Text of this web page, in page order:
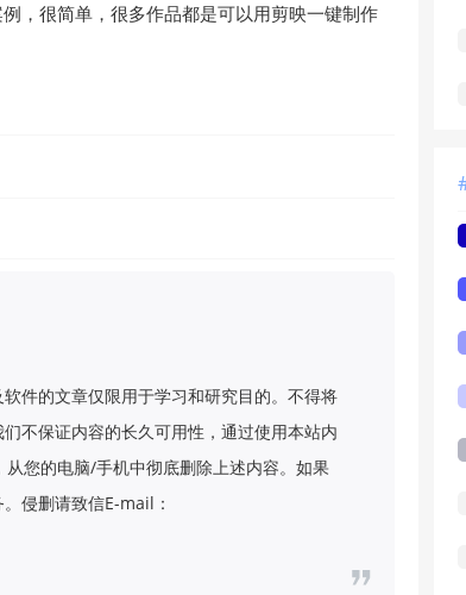
，很简单，很多作品都是可以用剪映一键制作
件的文章仅限用于学习和研究目的。不得将
不保证内容的长久可用性，通过使用本站内
您的电脑/手机中彻底删除上述内容。如果
侵删请致信E-mail：